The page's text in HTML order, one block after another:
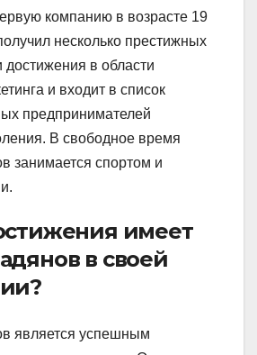
компанию в возрасте 19
несколько престижных
достижения в области
и входит в список
предпринимателей
В свободное время
занимается спортом и
имеет
в своей
является успешным